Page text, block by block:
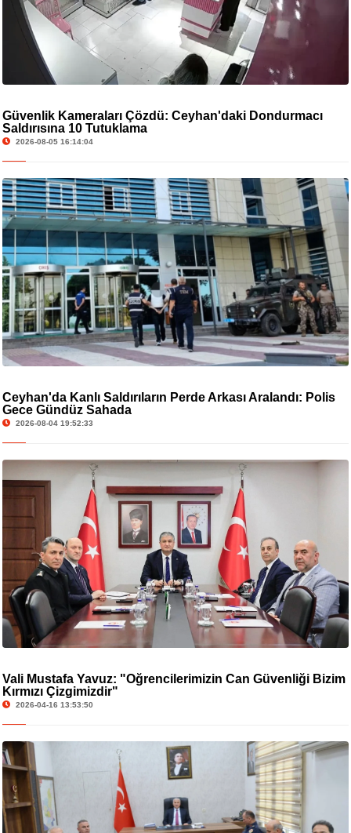
Güvenlik Kameraları Çözdü: Ceyhan'daki Dondurmacı
Saldırısına 10 Tutuklama
2026-08-05 16:14:04
Ceyhan'da Kanlı Saldırıların Perde Arkası Aralandı: Polis
Gece Gündüz Sahada
2026-08-04 19:52:33
Vali Mustafa Yavuz: "Öğrencilerimizin Can Güvenliği Bizim
Kırmızı Çizgimizdir"
2026-04-16 13:53:50